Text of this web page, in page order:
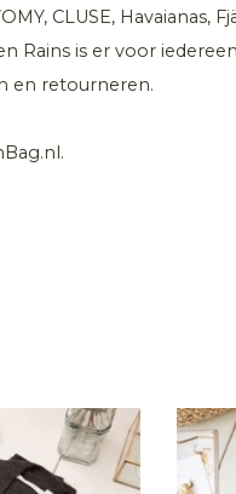
CLUSE, Havaianas,
Rains is er voor
en retourneren.